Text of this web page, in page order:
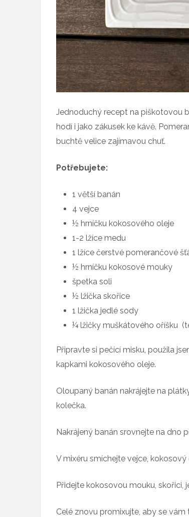
Jednoduchý recept na piškotovou
hodí i jako zákusek ke kávě.
buchtě velice zajímavou chuť.
Potřebujete:
1 větší banán
4 vejce
½ hrníčku kokosového oleje
1-2 lžíce medu
1 lžíce čerstvé pomerančové
½ hrníčku kokosové mouky
špetka soli
½ lžička skořice
1 lžička jedlé sody
¼ lžičky muškátového oříšku
Připravte si pečící misku, použila
kapkami kokosového oleje.
Oloupaný banán nakrájejte na
kolečka.
Nakrájený banán srovnejte na dno
V mixéru smíchejte vejce,
Přidejte kokosovou mouku, skořici,
Celé znovu promixujte, aby se vám